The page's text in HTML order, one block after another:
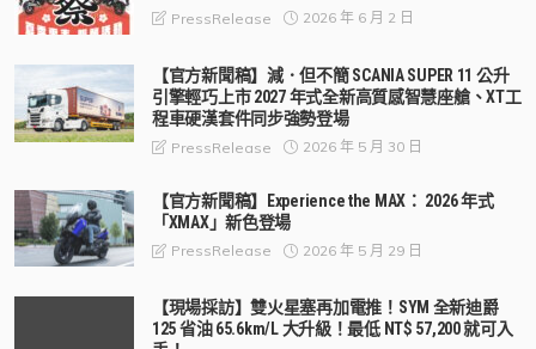
PressRelease 2026 年 6 月 2 日
【官方新聞稿】減．但不簡 SCANIA SUPER 11 公升
引擎輕巧上市 2027 年式全新高質感智慧座艙、XT工
程車硬漢套件同步強勢登場
PressRelease 2026 年 5 月 30 日
【官方新聞稿】Experience the MAX： 2026 年式
「XMAX」新色登場
PressRelease 2026 年 5 月 29 日
【現場採訪】雙火星塞再加電推！SYM 全新迪爵
125 省油 65.6km/L 大升級！最低 NT$ 57,200 就可入